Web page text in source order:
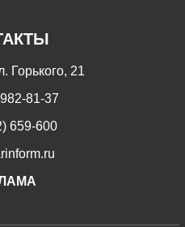
Горького, 21
81-37
659-600